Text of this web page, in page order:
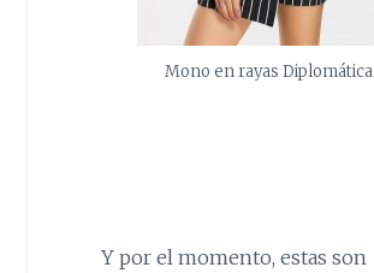
Mono en rayas Diplomática
Y por el momento, estas son